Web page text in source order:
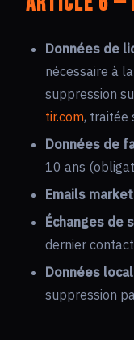
Données de
nécessaire à
suppression
tir.com, traitée
Données de
10 ans
Emails
Échanges de
dernier contact
Données
suppression